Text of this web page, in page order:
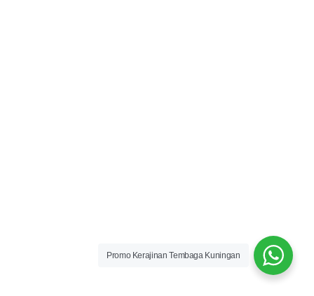
Promo Kerajinan Tembaga Kuningan